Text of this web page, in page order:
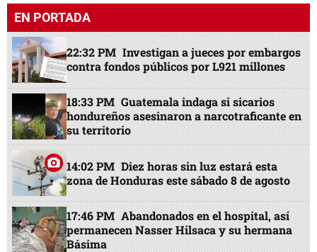
EN PORTADA
22:32 PM Investigan a jueces por embargos
contra fondos públicos por L921 millones
18:33 PM Guatemala indaga si sicarios
hondureños asesinaron a narcotraficante en
su territorio
14:02 PM Diez horas sin luz estará esta
zona de Honduras este sábado 8 de agosto
17:46 PM Abandonados en el hospital, así
permanecen Nasser Hilsaca y su hermana
Básima